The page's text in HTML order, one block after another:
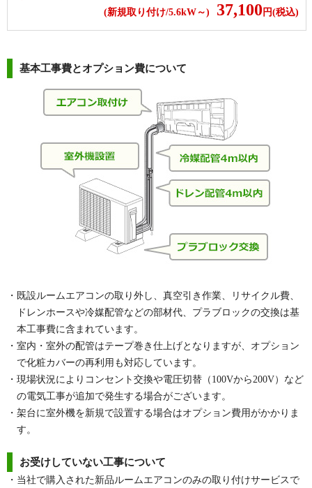
(新規取り付け/5.6kW～)
37,100 円(税込)
基本工事費とオプション費について
・既設ルームエアコンの取り外し、真空引き作業、リサイクル費、
ドレンホースや冷媒配管などの部材代、プラブロックの交換は基
本工事費に含まれています。
・室内・室外の配管はテープ巻き仕上げとなりますが、オプション
で化粧カバーの再利用も対応しています。
・現場状況によりコンセント交換や電圧切替（100Vから200V）など
の電気工事が追加で発生する場合がございます。
・架台に室外機を新規で設置する場合はオプション費用がかかりま
す。
お受けしていない工事について
・当社で購入された新品ルームエアコンのみの取り付けサービスで